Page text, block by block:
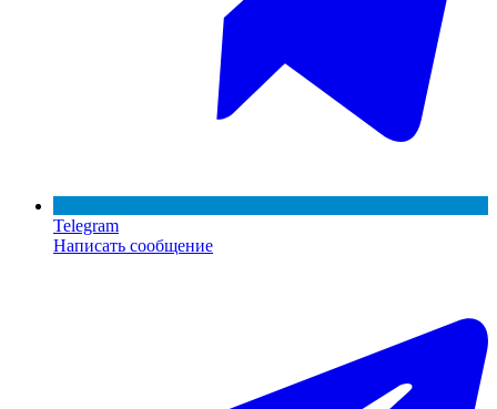
Telegram
Написать сообщение